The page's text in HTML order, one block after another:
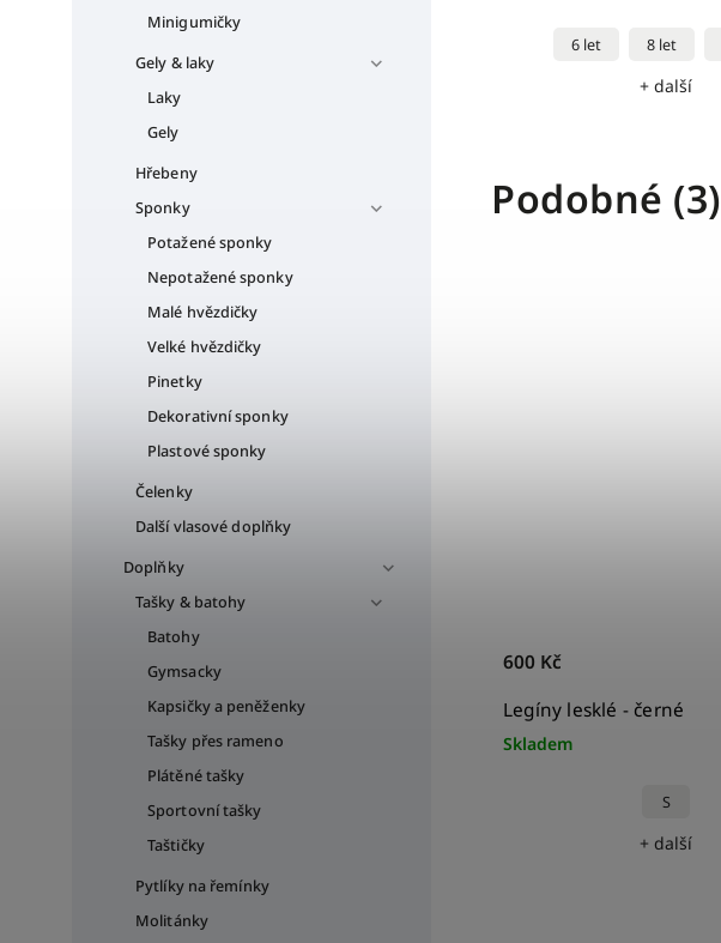
Minigumičky
Gely & laky
Laky
Gely
Hřebeny
Sponky
Potažené sponky
Nepotažené sponky
Malé hvězdičky
Velké hvězdičky
Pinetky
Dekorativní sponky
Plastové sponky
Čelenky
Další vlasové doplňky
Doplňky
Tašky & batohy
Batohy
Gymsacky
Kapsičky a peněženky
Tašky přes rameno
Plátěné tašky
Sportovní tašky
Taštičky
Pytlíky na řemínky
Molitánky
6 let 8 let
+ další
Podobné (3)
Legíny lesklé - černé
Skladem
600 Kč
S
+ další